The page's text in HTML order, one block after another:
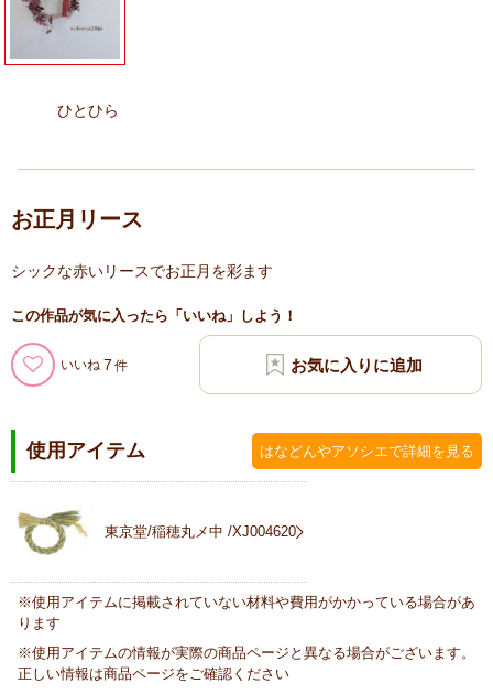
ひとひら
お正月リース
シックな赤いリースでお正月を彩ます
この作品が気に入ったら「いいね」しよう！
いいね 7
使用アイテム はなどんやアソシエで詳細を見る
東京堂/稲穂丸メ中 /XJ004620
※使用アイテムに掲載されていない材料や費用がかかっている場合があ
ります
※使用アイテムの情報が実際の商品ページと異なる場合がございます。
正しい情報は商品ページをご確認ください